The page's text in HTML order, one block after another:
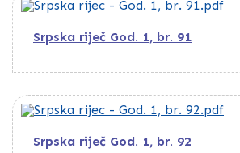
Srpska riječ God. 1, br. 91
Srpska riječ God. 1, br. 92